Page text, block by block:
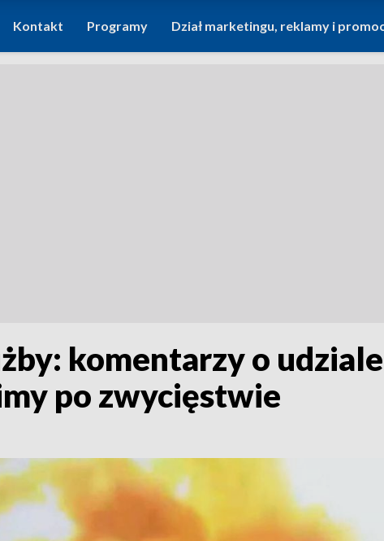
Kontakt Programy Dział marketingu, reklamy i
komentarzy o
po zwycięstwie